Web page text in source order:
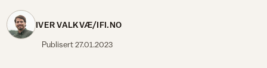
IVER VALKVÆ/IFI.NO
Publisert27.01.2023